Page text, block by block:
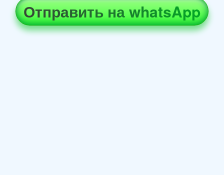
Отправить на whatsApp